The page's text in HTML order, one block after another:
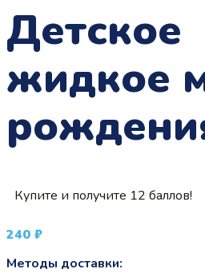
Детское
жидкое
Купите и получите 12 баллов!
240 ₽
Методы доставки: